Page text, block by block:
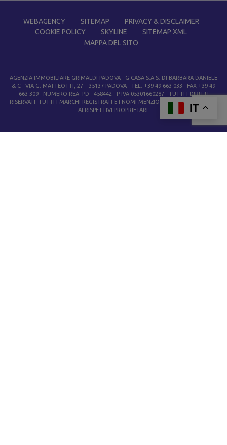
WEBAGENCY SITEMAP
PRIVACY & DISCLAIMER
COOKIE POLICY
SKYLINE
SITEMAP XML
MAPPA DEL SITO
AGENZIA IMMOBILIARE GRIMALDI PADOVA - G CASA S.A.S. DI BARBARA DANIELE
& C - VIA G. MATTEOTTI, 27 – 35137 PADOVA - TEL. +39 49 663 033 - FAX +39 49
663 309 - NUMERO REA PD - 458442 - P IVA 05301660287 - TUTTI I DIRITTI
RISERVATI. TUTTI I MARCHI REGISTRATI E I NOMI MENZIONATI APPARTENGONO
AI RISPETTIVI PROPRIETARI.
IT